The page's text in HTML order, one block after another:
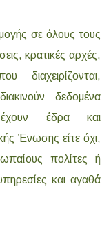
σε όλους τους
κρατικές αρχές,
διαχειρίζονται,
δεδομένα
έδρα και
Ένωσης είτε όχι,
πολίτες ή
και αγαθά